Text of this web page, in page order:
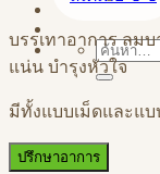
ค้นหา:
บรรเทาอาการ ลม
แน่น บำรุงหัวใจ
มีทั้งแบบเม็ดและแบ
ปรึกษาอาการ